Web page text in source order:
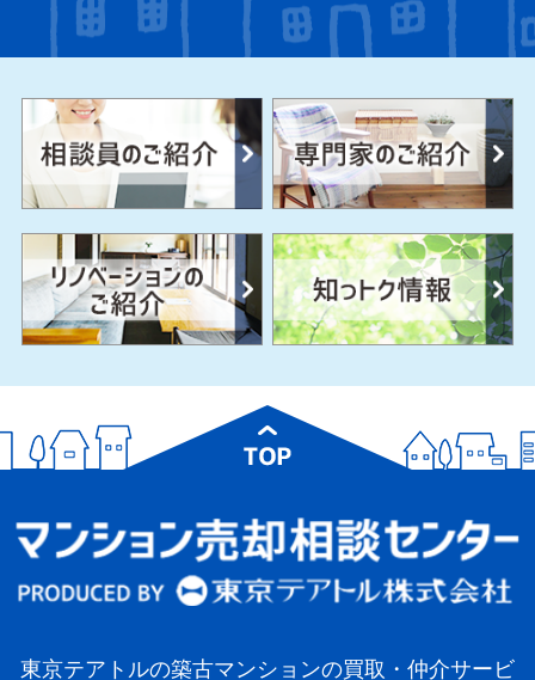
東京テアトルの築古マンションの買取・仲介サービ